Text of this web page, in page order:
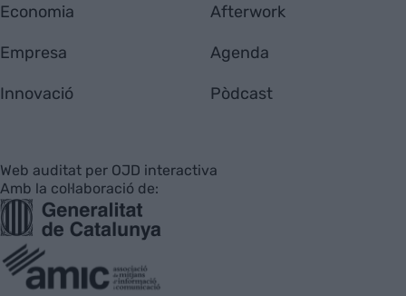
Economia
Empresa
Innovació
Afterwork
Agenda
Pòdcast
Web auditat per OJD interactiva
Amb la col·laboració de: